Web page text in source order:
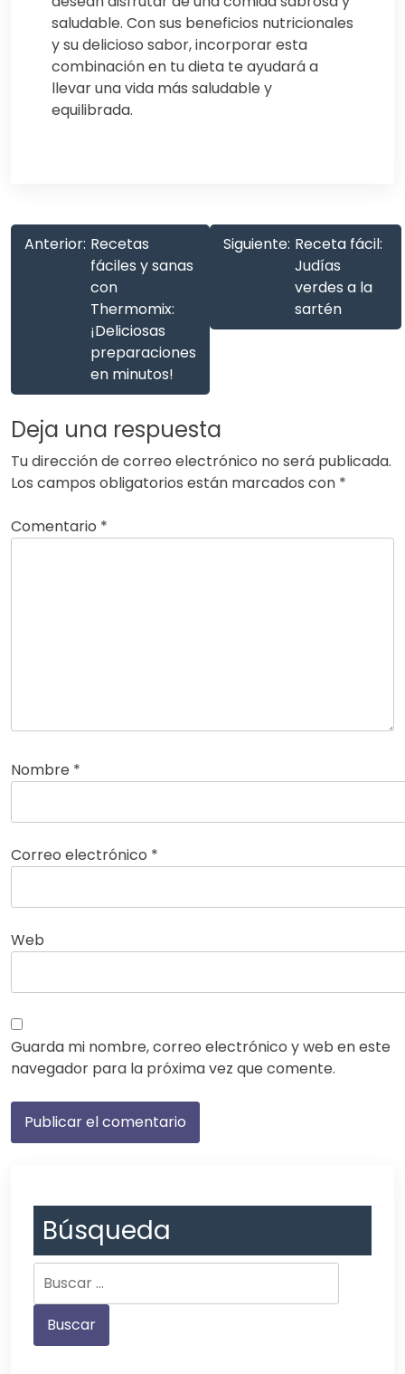
saludable. Con sus beneficios nutricionales
y su delicioso sabor, incorporar esta
combinación en tu dieta te ayudará a
llevar una vida más saludable y
equilibrada.
Anterior: Recetas
fáciles y sanas
con
Thermomix:
¡Deliciosas
preparaciones
en minutos!
Siguiente: Receta fácil:
Judías
verdes a la
sartén
Deja una respuesta
Tu dirección de correo electrónico no será publicada.
Los campos obligatorios están marcados con *
Comentario *
Nombre *
Correo electrónico *
Web
Guarda mi nombre, correo electrónico y web en este
navegador para la próxima vez que comente.
Búsqueda